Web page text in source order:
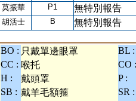
莫振華 P1 無特別報告
胡活士 B 無特別報告
BO : 只戴單邊眼罩
BL :
CC : 喉托
CO :
H : 戴頭罩
P :
SB : 戴羊毛額箍
SR :